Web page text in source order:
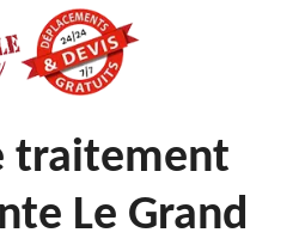
traitement
Le Grand